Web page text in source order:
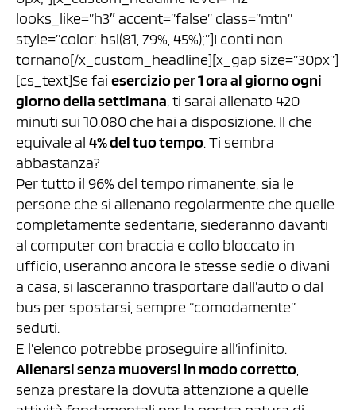
looks_like=”h3″ accent=”false” class=”mtn”
style=”color: hsl(81, 79%, 45%);”]I conti non
tornano[/x_custom_headline][x_gap size=”30px”]
[cs_text]Se fai esercizio per 1 ora al giorno ogni
giorno della settimana, ti sarai allenato 420
minuti sui 10.080 che hai a disposizione. Il che
equivale al 4% del tuo tempo. Ti sembra
abbastanza?
Per tutto il 96% del tempo rimanente, sia le
persone che si allenano regolarmente che quelle
completamente sedentarie, siederanno davanti
al computer con braccia e collo bloccato in
ufficio, useranno ancora le stesse sedie o divani
a casa, si lasceranno trasportare dall’auto o dal
bus per spostarsi, sempre “comodamente”
seduti.
E l’elenco potrebbe proseguire all’infinito.
Allenarsi senza muoversi in modo corretto,
senza prestare la dovuta attenzione a quelle